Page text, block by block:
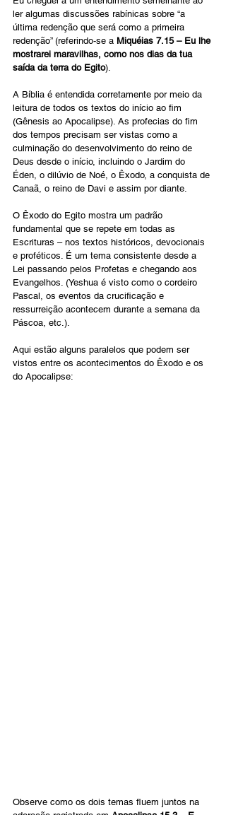
ler algumas discussões rabínicas sobre “a
última redenção que será como a primeira
redenção” (referindo-se a Miquéias 7.15 – Eu lhe
mostrarei maravilhas, como nos dias da tua
saída da terra do Egito).
A Bíblia é entendida corretamente por meio da
leitura de todos os textos do início ao fim
(Gênesis ao Apocalipse). As profecias do fim
dos tempos precisam ser vistas como a
culminação do desenvolvimento do reino de
Deus desde o início, incluindo o Jardim do
Éden, o dilúvio de Noé, o Êxodo, a conquista de
Canaã, o reino de Davi e assim por diante.
O Êxodo do Egito mostra um padrão
fundamental que se repete em todas as
Escrituras – nos textos históricos, devocionais
e proféticos. É um tema consistente desde a
Lei passando pelos Profetas e chegando aos
Evangelhos. (Yeshua é visto como o cordeiro
Pascal, os eventos da crucificação e
ressurreição acontecem durante a semana da
Páscoa, etc.).
Aqui estão alguns paralelos que podem ser
vistos entre os acontecimentos do Êxodo e os
do Apocalipse:
Observe como os dois temas fluem juntos na